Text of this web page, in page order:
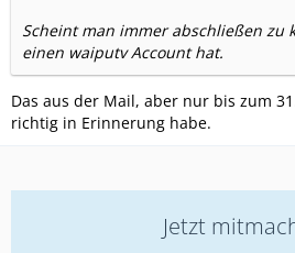
Scheint man immer abschließen zu
einen waiputv Account hat.
Das aus der Mail, aber nur bis zum
richtig in Erinnerung habe.
Jetzt